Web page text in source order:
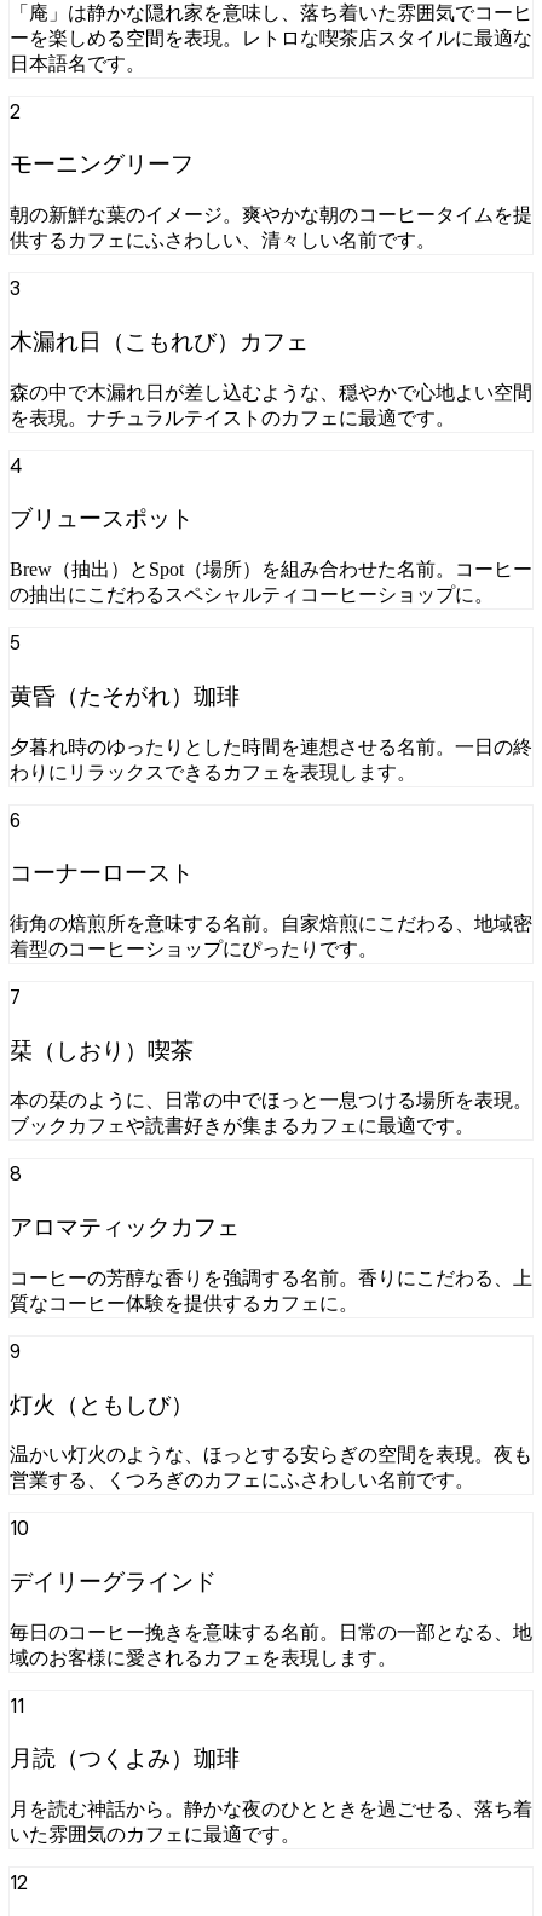
「庵」は静かな隠れ家を意味し、落ち着いた雰囲気でコーヒ
ーを楽しめる空間を表現。レトロな喫茶店スタイルに最適な
日本語名です。
2
モーニングリーフ
朝の新鮮な葉のイメージ。爽やかな朝のコーヒータイムを提
供するカフェにふさわしい、清々しい名前です。
3
木漏れ日（こもれび）カフェ
森の中で木漏れ日が差し込むような、穏やかで心地よい空間
を表現。ナチュラルテイストのカフェに最適です。
4
ブリュースポット
Brew（抽出）とSpot（場所）を組み合わせた名前。コーヒー
の抽出にこだわるスペシャルティコーヒーショップに。
5
黄昏（たそがれ）珈琲
夕暮れ時のゆったりとした時間を連想させる名前。一日の終
わりにリラックスできるカフェを表現します。
6
コーナーロースト
街角の焙煎所を意味する名前。自家焙煎にこだわる、地域密
着型のコーヒーショップにぴったりです。
7
栞（しおり）喫茶
本の栞のように、日常の中でほっと一息つける場所を表現。
ブックカフェや読書好きが集まるカフェに最適です。
8
アロマティックカフェ
コーヒーの芳醇な香りを強調する名前。香りにこだわる、上
質なコーヒー体験を提供するカフェに。
9
灯火（ともしび）
温かい灯火のような、ほっとする安らぎの空間を表現。夜も
営業する、くつろぎのカフェにふさわしい名前です。
10
デイリーグラインド
毎日のコーヒー挽きを意味する名前。日常の一部となる、地
域のお客様に愛されるカフェを表現します。
11
月読（つくよみ）珈琲
月を読む神話から。静かな夜のひとときを過ごせる、落ち着
いた雰囲気のカフェに最適です。
12